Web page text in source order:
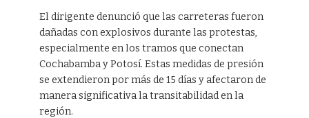
El dirigente denunció que las carreteras fueron
dañadas con explosivos durante las protestas,
especialmente en los tramos que conectan
Cochabamba y Potosí. Estas medidas de presión
se extendieron por más de 15 días y afectaron de
manera significativa la transitabilidad en la
región.